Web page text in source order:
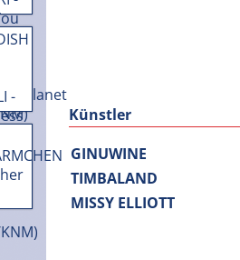
Künstler
GINUWINE
TIMBALAND
MISSY ELLIOTT